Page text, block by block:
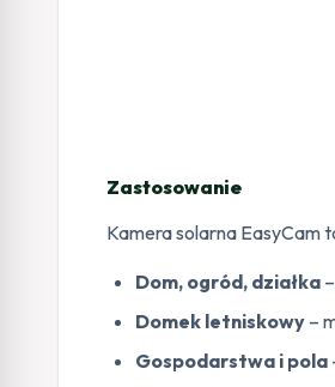
Zastosowanie
Kamera solarna EasyCam
Dom, ogród, działka
Domek letniskowy –
Gospodarstwa i pola